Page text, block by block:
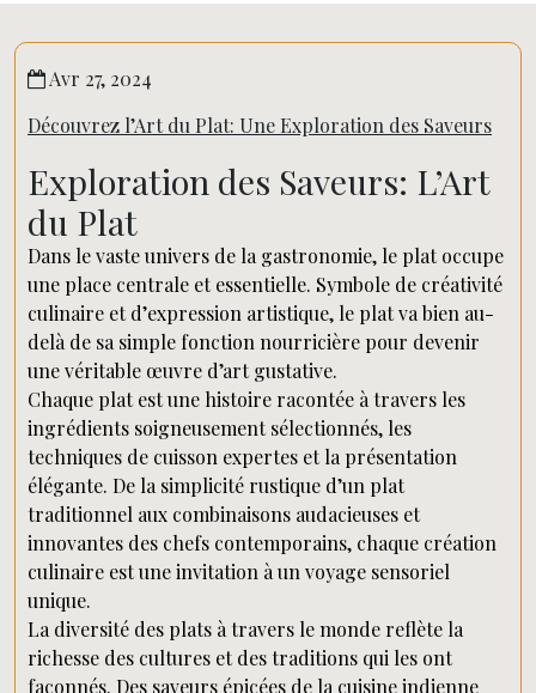
Avr 27, 2024
Découvrez l’Art du Plat: Une Exploration des Saveurs
Exploration des Saveurs: L’Art
du Plat
Dans le vaste univers de la gastronomie, le plat occupe
une place centrale et essentielle. Symbole de créativité
culinaire et d’expression artistique, le plat va bien au-
delà de sa simple fonction nourricière pour devenir
une véritable œuvre d’art gustative.
Chaque plat est une histoire racontée à travers les
ingrédients soigneusement sélectionnés, les
techniques de cuisson expertes et la présentation
élégante. De la simplicité rustique d’un plat
traditionnel aux combinaisons audacieuses et
innovantes des chefs contemporains, chaque création
culinaire est une invitation à un voyage sensoriel
unique.
La diversité des plats à travers le monde reflète la
richesse des cultures et des traditions qui les ont
façonnés. Des saveurs épicées de la cuisine indienne